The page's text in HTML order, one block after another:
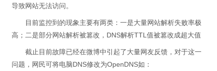
导致网站无法访问。
目前监控到的现象主要有两类：一是大量网站解析失败率极
高；二是部分网站解析被篡改，DNS解析TTL值被篡改成超大值
截止目前故障已经在微博中引起了大量网友反馈，对于这一
问题，网民可将电脑DNS修改为OpenDNS如：